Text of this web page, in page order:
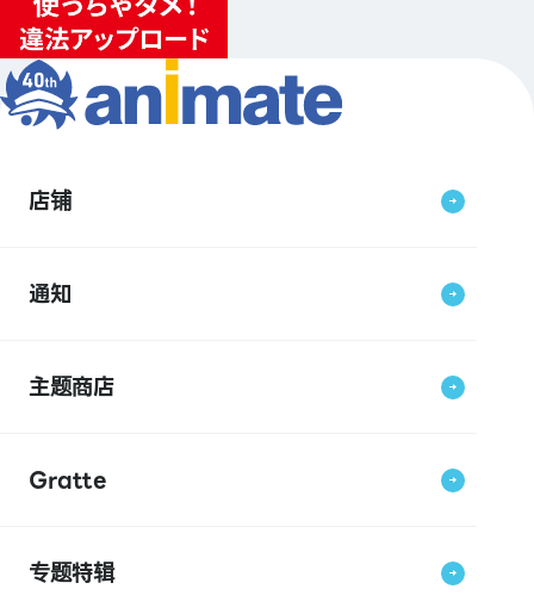
店铺
通知
主题商店
Gratte
专题特辑